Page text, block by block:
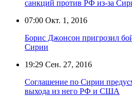
санкций против РФ из-за
07:00 Окт. 1, 2016
Борис Джонсон пригрозил
Сирии
19:29 Сен. 27, 2016
Соглашение по Сирии
выхода из него РФ и США